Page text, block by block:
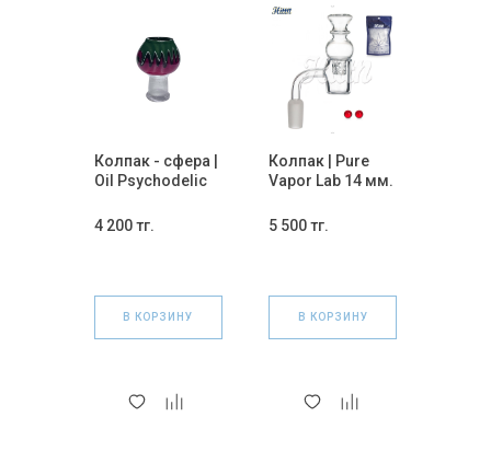
Колпак - сфера |
Oil Psychodelic
4 200 тг.
В КОРЗИНУ
Колпак | Pure
Vapor Lab 14 мм.
5 500 тг.
В КОРЗИНУ